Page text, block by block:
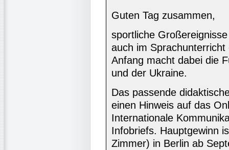
Guten Tag zusammen,
sportliche
auch im
Anfang macht dabei die
und der Ukraine.
Das passende
einen Hinweis auf das
Internationale
Infobriefs. Hauptgewinn
Zimmer) in Berlin ab